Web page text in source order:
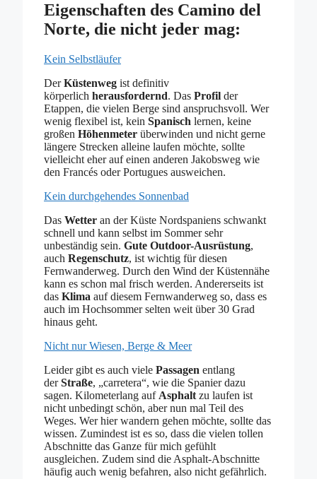
Eigenschaften des Camino del
Norte, die nicht jeder mag:
Kein Selbstläufer
DerKüstenweg ist definitiv
körperlich herausfordernd. Das Profil der
Etappen, die vielen Berge sind anspruchsvoll. Wer
wenig flexibel ist, kein Spanisch lernen, keine
großen Höhenmeter überwinden und nicht gerne
längere Strecken alleine laufen möchte, sollte
vielleicht eher auf einen anderen Jakobsweg wie
den Francés oder Portugues ausweichen.
Kein durchgehendes Sonnenbad
Das Wetter an der Küste Nordspaniens schwankt
schnell und kann selbst im Sommer sehr
unbeständig sein. Gute Outdoor-Ausrüstung,
auch Regenschutz, ist wichtig für diesen
Fernwanderweg. Durch den Wind der Küstennähe
kann es schon mal frisch werden. Andererseits ist
das Klima auf diesem Fernwanderweg so, dass es
auch im Hochsommer selten weit über 30 Grad
hinaus geht.
Nicht nur Wiesen, Berge & Meer
Leider gibt es auch viele Passagen entlang
derStraße, „carretera“, wie die Spanier dazu
sagen. Kilometerlang auf Asphalt zu laufen ist
nicht unbedingt schön, aber nun mal Teil des
Weges. Wer hier wandern gehen möchte, sollte das
wissen. Zumindest ist es so, dass die vielen tollen
Abschnitte das Ganze für mich gefühlt
ausgleichen. Zudem sind die Asphalt-Abschnitte
häufig auch wenig befahren, also nicht gefährlich.